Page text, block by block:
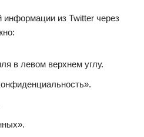
информации из Twitter через
в левом верхнем углу.